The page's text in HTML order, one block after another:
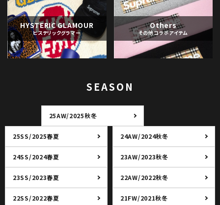
HYSTERIC GLAMOUR
ヒステリックグラマー
Others
その他コラボアイテム
SEASON
25AW/2025秋冬
25SS/2025春夏 24AW/2024秋冬
24SS/2024春夏 23AW/2023秋冬
23SS/2023春夏 22AW/2022秋冬
22SS/2022春夏 21FW/2021秋冬